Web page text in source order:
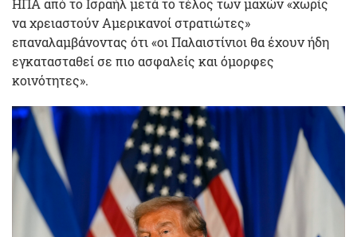
ΗΠΑ από το Ισραήλ μετά το τέλος των μαχών «χωρίς
να χρειαστούν Αμερικανοί στρατιώτες»
επαναλαμβάνοντας ότι «οι Παλαιστίνιοι θα έχουν ήδη
εγκατασταθεί σε πιο ασφαλείς και όμορφες
κοινότητες».